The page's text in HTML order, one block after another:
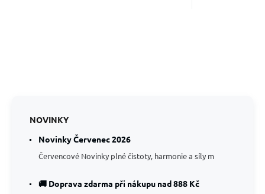
NOVINKY
Novinky Červenec 2026
Červencové Novinky plné čistoty, harmonie a síly m
🚚 Doprava zdarma při nákupu nad 888 Kč